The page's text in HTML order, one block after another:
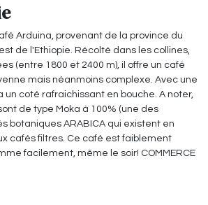
Arduina, provenant de la province du
de l'Ethiopie. Récolté dans les collines,
(entre 1800 et 2400 m), il offre un café
mais néanmoins complexe. Avec une
un coté rafraichissant en bouche. A noter,
de type Moka à 100% (une des
botaniques ARABICA qui existent en
cafés filtres. Ce café est faiblement
facilement, même le soir! COMMERCE